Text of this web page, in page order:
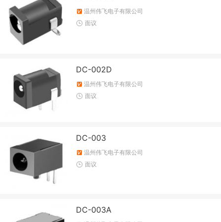
温州伟飞电子有限公司
面议
DC-002D
温州伟飞电子有限公司
面议
DC-003
温州伟飞电子有限公司
面议
DC-003A